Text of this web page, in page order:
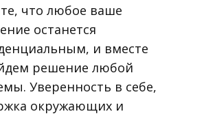
что любое ваше
останется
и вместе
решение любой
Уверенность в себе,
окружающих и